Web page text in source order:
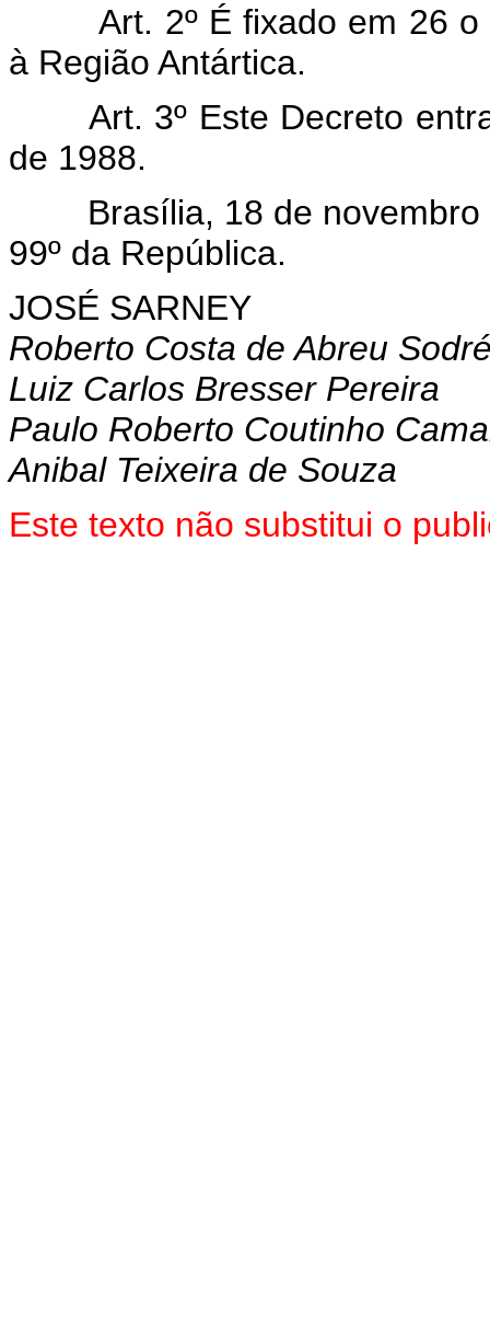
Art. 2º É fixado em 26
à Região Antártica.
Art. 3º Este Decreto
de 1988.
Brasília, 18 de novembro
99º da República.
JOSÉ SARNEY
Roberto Costa de Abreu
Luiz Carlos Bresser Pereira
Paulo Roberto Coutinho
Anibal Teixeira de Souza
Este texto não substitui o